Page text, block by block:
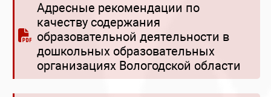
Адресные рекомендации по
качеству содержания
образовательной деятельности в
дошкольных образовательных
организациях Вологодской области